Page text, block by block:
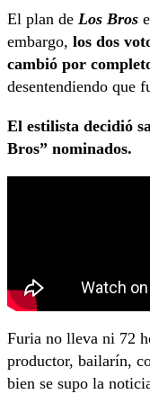
El plan de Los Bros
embargo, los dos
cambió por
desentendiendo que
El estilista decidió
Bros” nominados.
Furia no lleva ni 72
productor, bailarín,
bien se supo la